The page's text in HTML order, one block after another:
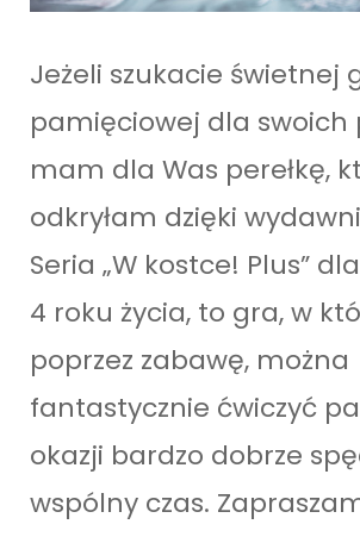
Jeżeli szukacie świetnej
pamięciowej dla swoich
mam dla Was perełkę,
odkryłam dzięki
Seria „W kostce! Plus”
4 roku życia, to gra, w
poprzez zabawę, można
fantastycznie ćwiczyć
okazji bardzo dobrze
wspólny czas.